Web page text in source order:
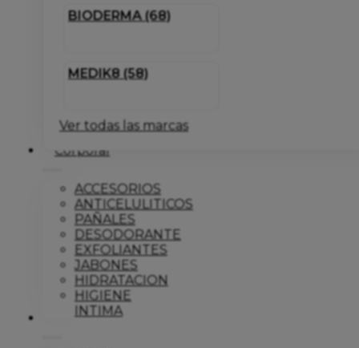
BIODERMA (68)
MEDIK8 (58)
Ver todas las marcas
Corporal
ACCESORIOS
ANTICELULITICOS
PAÑALES
DESODORANTE
EXFOLIANTES
JABONES
HIDRATACION
HIGIENE
INTIMA
Dermo